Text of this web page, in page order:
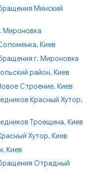
Минский
Мироновка
Киев
г. Мироновка
район, Киев
Строение, Киев
Красный Хутор,
Троещина, Киев
Хутор, Киев
Киев
Отрадный